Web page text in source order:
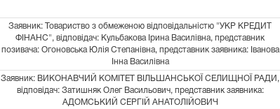
Заявник: Товариство з обмеженою відповідальністю "УКР КРЕДИТ
ФІНАНС", відповідач: Кульбакова Ірина Василівна, представник
позивача: Огоновська Юлія Степанівна, представник заявника: Іванова
Інна Василівна
Заявник: ВИКОНАВЧИЙ КОМІТЕТ ВІЛЬШАНСЬКОЇ СЕЛИЩНОЇ РАДИ,
відповідач: Затишняк Олег Васильович, представник заявника:
АДОМСЬКИЙ СЕРГІЙ АНАТОЛІЙОВИЧ